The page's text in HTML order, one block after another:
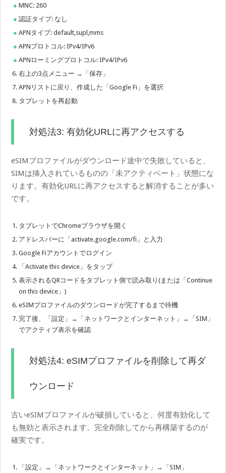
MNC: 260
認証タイプ: なし
APNタイプ: default,supl,mms
APNプロトコル: IPv4/IPv6
APNローミングプロトコル: IPv4/IPv6
右上の3点メニュー →「保存」
APNリストに戻り、作成した「Google Fi」を選択
タブレットを再起動
対処法3: 有効化URLに再アクセスする
eSIMプロファイルがダウンロード途中で失敗していると、
SIMは挿入されているものの「未アクティベート」状態にな
ります。有効化URLに再アクセスすると解消することが多い
です。
タブレットでChromeブラウザを開く
アドレスバーに「activate.google.com/fi」と入力
Google Fiアカウントでログイン
「Activate this device」をタップ
表示されるQRコードをタブレット側で読み取り(または「Continue
on this device」)
eSIMプロファイルのダウンロードが完了するまで待機
完了後、「設定」→「ネットワークとインターネット」→「SIM」
でアクティブ表示を確認
対処法4: eSIMプロファイルを削除して再ダ
ウンロード
古いeSIMプロファイルが破損していると、何度有効化して
も無効と表示されます。完全削除してから再構築するのが
確実です。
「設定」→「ネットワークとインターネット」→「SIM」